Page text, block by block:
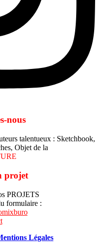
nous
talentueux : Sketchbook,
Objet de la
projet
PROJETS
formulaire :
Légales